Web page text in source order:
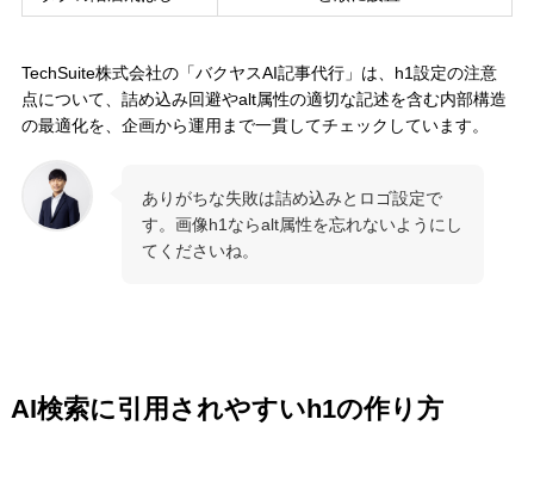
TechSuite株式会社の「バクヤスAI記事代行」は、h1設定の注意
点について、詰め込み回避やalt属性の適切な記述を含む内部構造
の最適化を、企画から運用まで一貫してチェックしています。
ありがちな失敗は詰め込みとロゴ設定で
す。画像h1ならalt属性を忘れないようにし
てくださいね。
AI検索に引用されやすいh1の作り方